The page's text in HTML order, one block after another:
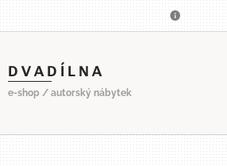
D V A D Í L N A
e-shop / autorský nábytek